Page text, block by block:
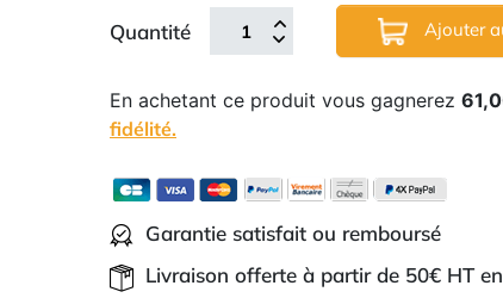
Quantité Ajouter
En achetant ce produit vous gagnerez
fidélité.
Garantie satisfait ou remboursé
Livraison offerte à partir de 50€ HT